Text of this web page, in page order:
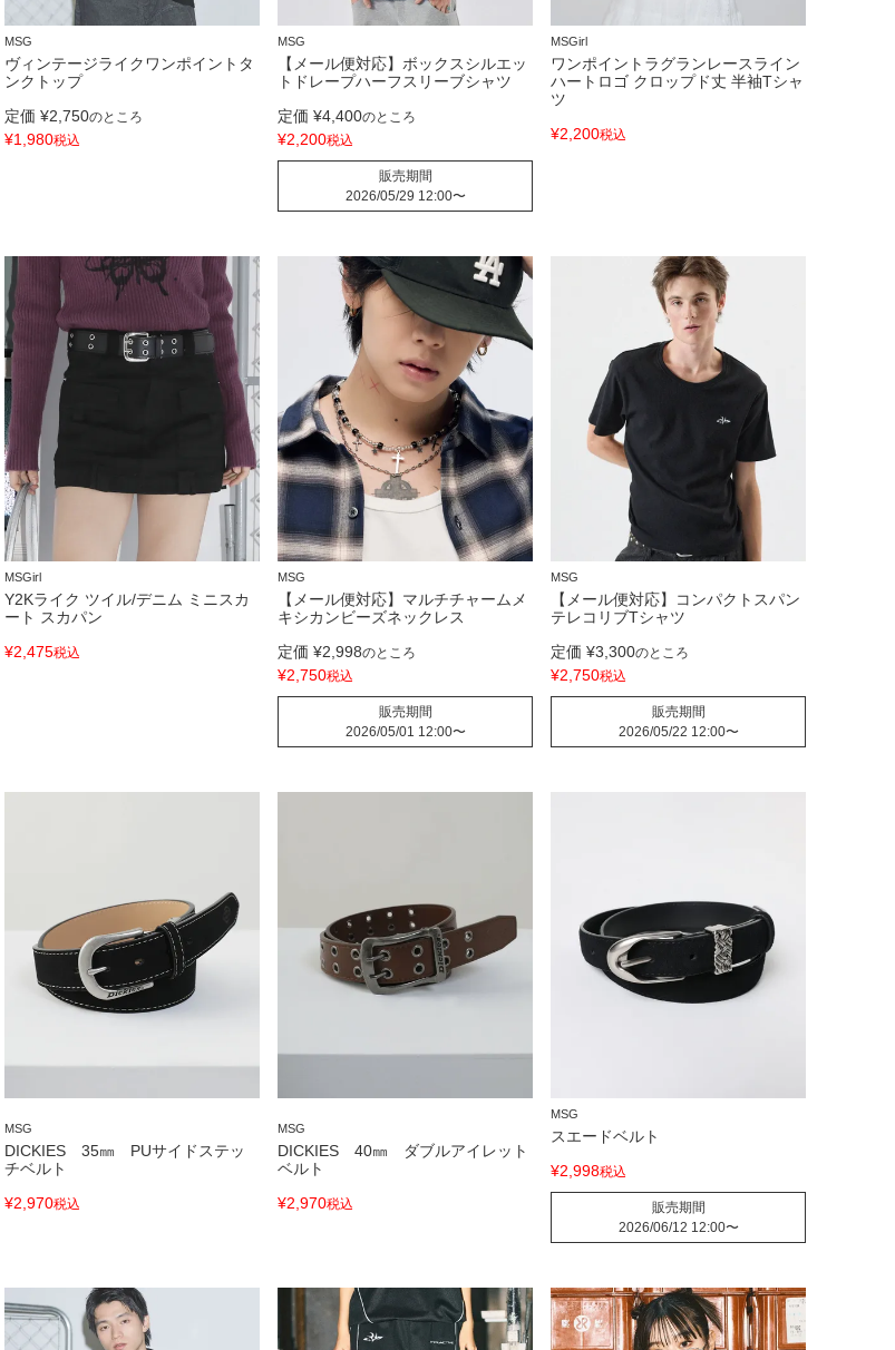
MSG
ヴィンテージライクワンポイントタ
ンクトップ
定価 ¥2,750のところ
¥1,980税込
MSG
【メール便対応】ボックスシルエッ
トドレープハーフスリーブシャツ
定価 ¥4,400のところ
¥2,200税込
販売期間
2026/05/29 12:00〜
MSGirl
ワンポイントラグランレースライン
ハートロゴ クロップド丈 半袖Tシャ
ツ
¥2,200税込
MSGirl
Y2Kライク ツイル/デニム ミニスカ
ート スカパン
¥2,475税込
MSG
【メール便対応】マルチチャームメ
キシカンビーズネックレス
定価 ¥2,998のところ
¥2,750税込
販売期間
2026/05/01 12:00〜
MSG
【メール便対応】コンパクトスパン
テレコリブTシャツ
定価 ¥3,300のところ
¥2,750税込
販売期間
2026/05/22 12:00〜
MSG
DICKIES 35㎜ PUサイドステッ
チベルト
¥2,970税込
MSG
DICKIES 40㎜ ダブルアイレット
ベルト
¥2,970税込
MSG
スエードベルト
¥2,998税込
販売期間
2026/06/12 12:00〜